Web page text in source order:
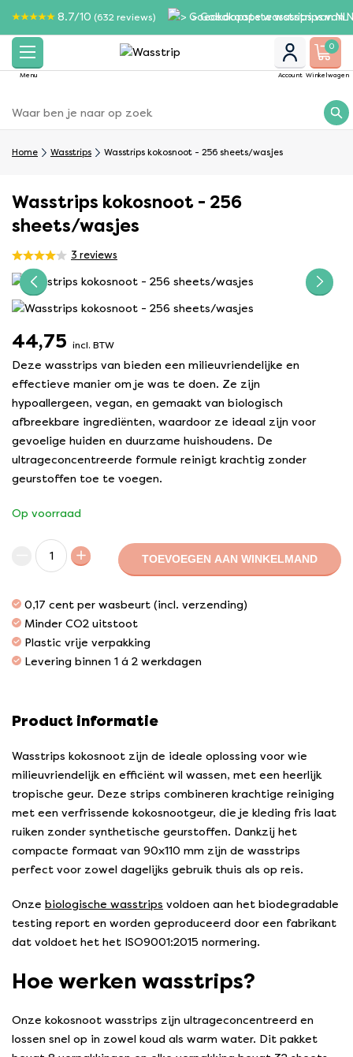
8.7/10 (632 reviews) > Goedkoopste wasstrips van
Menu Account
0
Winkelwagen
Home Wasstrips Wasstrips kokosnoot - 256 sheets/wasjes
Wasstrips kokosnoot - 256
sheets/wasjes
3 reviews
44,75 incl. BTW
Deze wasstrips van bieden een milieuvriendelijke en
effectieve manier om je was te doen. Ze zijn
hypoallergeen, vegan, en gemaakt van biologisch
afbreekbare ingrediënten, waardoor ze ideaal zijn voor
gevoelige huiden en duurzame huishoudens. De
ultrageconcentreerde formule reinigt krachtig zonder
geurstoffen toe te voegen.
Op voorraad
TOEVOEGEN AAN WINKELMAND
0,17 cent per wasbeurt (incl. verzending)
Minder CO2 uitstoot
Plastic vrije verpakking
Levering binnen 1 á 2 werkdagen
Product informatie
Wasstrips kokosnoot zijn de ideale oplossing voor wie
milieuvriendelijk en efficiënt wil wassen, met een heerlijk
tropische geur. Deze strips combineren krachtige reiniging
met een verfrissende kokosnootgeur, die je kleding fris laat
ruiken zonder synthetische geurstoffen. Dankzij het
compacte formaat van 90x110 mm zijn de wasstrips
perfect voor zowel dagelijks gebruik thuis als op reis.
Onze biologische wasstrips voldoen aan het biodegradable
testing report en worden geproduceerd door een fabrikant
dat voldoet het het ISO9001:2015 normering.
Hoe werken wasstrips?
Onze kokosnoot wasstrips zijn ultrageconcentreerd en
lossen snel op in zowel koud als warm water. Dit pakket